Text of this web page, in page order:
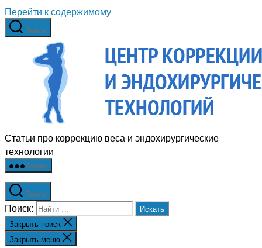
Перейти к содержимому
Поиск
Статьи про коррекцию веса и эндохирургические
технологии
Меню
Поиск
Поиск:
Закрыть поиск
Закрыть меню